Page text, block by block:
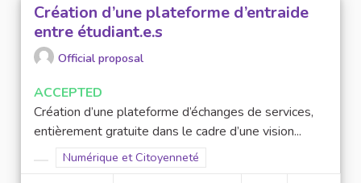
Création d’une plateforme d’entraide
entre étudiant.e.s
Official proposal
ACCEPTED
Création d’une plateforme d’échanges de services,
entièrement gratuite dans le cadre d’une vision...
Filter results for category:
Filter results for scope: Numérique et Citoyenneté
Numérique et Citoyenneté